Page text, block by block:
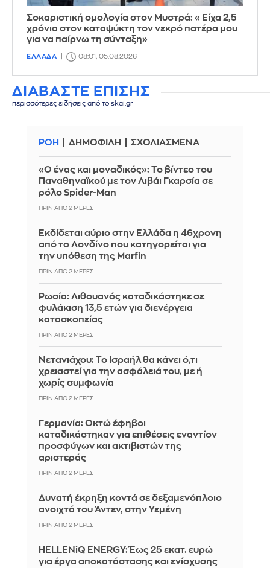
Σοκαριστική ομολογία στον Μυστρά: «Είχα 2,5
χρόνια στον καταψύκτη τον νεκρό πατέρα μου
για να παίρνω τη σύνταξη»
ΕΛΛΑΔΑ 08:01, 05.08.2026
ΔΙΑΒΑΣΤΕ ΕΠΙΣΗΣ
περισσότερες ειδήσεις από το skai.gr
ΡΟΗ ΔΗΜΟΦΙΛΗ ΣΧΟΛΙΑΣΜΕΝΑ
«Ο ένας και μοναδικός»: Το βίντεο του
Παναθηναϊκού με τον Λιβάι Γκαρσία σε
ρόλο Spider-Man
ΠΡΙΝ ΑΠΌ 2 ΜΈΡΕΣ
Εκδίδεται αύριο στην Ελλάδα η 46χρονη
από το Λονδίνο που κατηγορείται για
την υπόθεση της Marfin
ΠΡΙΝ ΑΠΌ 2 ΜΈΡΕΣ
Ρωσία: Λιθουανός καταδικάστηκε σε
φυλάκιση 13,5 ετών για διενέργεια
κατασκοπείας
ΠΡΙΝ ΑΠΌ 2 ΜΈΡΕΣ
Νετανιάχου: Το Ισραήλ θα κάνει ό,τι
χρειαστεί για την ασφάλειά του, με ή
χωρίς συμφωνία
ΠΡΙΝ ΑΠΌ 2 ΜΈΡΕΣ
Γερμανία: Οκτώ έφηβοι
καταδικάστηκαν για επιθέσεις εναντίον
προσφύγων και ακτιβιστών της
αριστεράς
ΠΡΙΝ ΑΠΌ 2 ΜΈΡΕΣ
Δυνατή έκρηξη κοντά σε δεξαμενόπλοιο
ανοιχτά του Άντεν, στην Υεμένη
ΠΡΙΝ ΑΠΌ 2 ΜΈΡΕΣ
HELLENiQ ENERGY: Έως 25 εκατ. ευρώ
για έργα αποκατάστασης και ενίσχυσης